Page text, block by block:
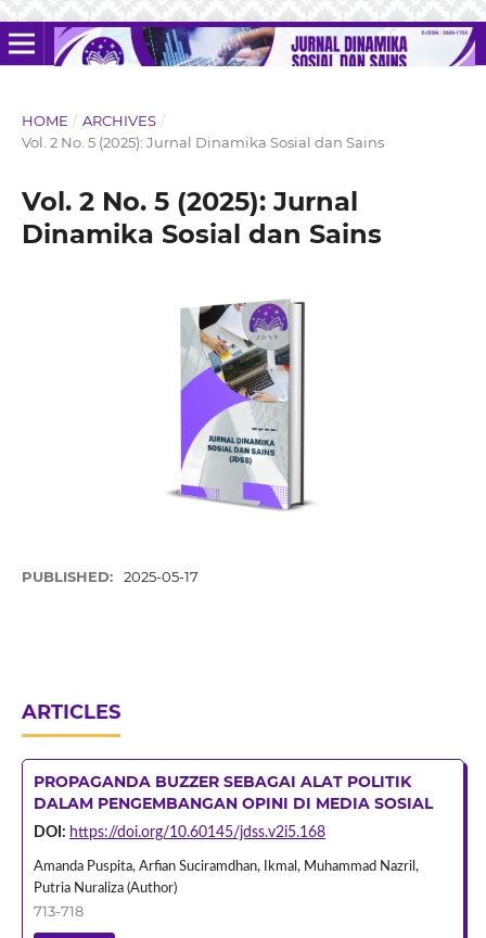
HOME / ARCHIVES /
Vol. 2 No. 5 (2025): Jurnal Dinamika Sosial dan Sains
Vol. 2 No. 5 (2025): Jurnal
Dinamika Sosial dan Sains
PUBLISHED: 2025-05-17
ARTICLES
PROPAGANDA BUZZER SEBAGAI ALAT POLITIK
DALAM PENGEMBANGAN OPINI DI MEDIA SOSIAL
DOI: https://doi.org/10.60145/jdss.v2i5.168
Amanda Puspita, Arfian Suciramdhan, Ikmal, Muhammad Nazril,
Putria Nuraliza (Author)
713-718